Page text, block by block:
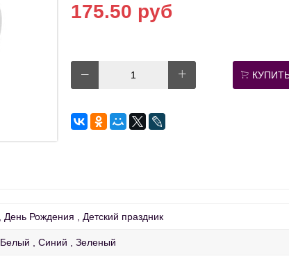
175.50 руб
День Рождения Детский праздник
Белый Синий Зеленый